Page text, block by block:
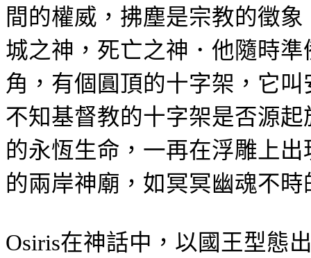
間的權威，拂塵是宗教的徵象
城之神，死亡之神．他隨時
角，有個圓頂的十字架，它叫
不知基督教的十字架是否源起
的永恆生命，一再在浮雕上出
的兩岸神廟，如冥冥幽魂不
Osiris在神話中，以國王型態